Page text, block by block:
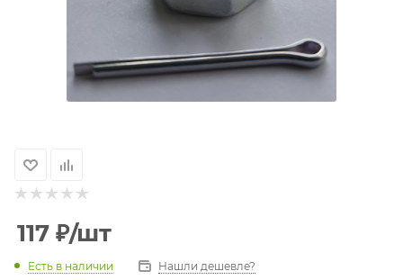
117 ₽/шт
Есть в наличии Нашли дешевле?